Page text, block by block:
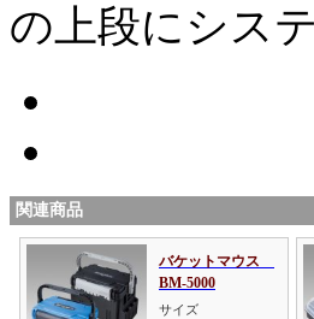
の上段にシス
関連商品
バケットマウス
BM-5000
サイズ